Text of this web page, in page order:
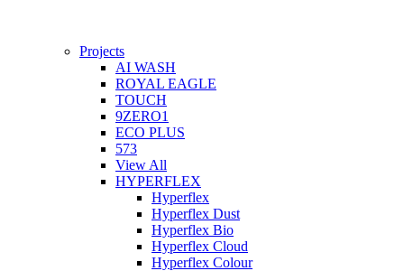
Projects
AI WASH
ROYAL EAGLE
TOUCH
9ZERO1
ECO PLUS
573
View All
HYPERFLEX
Hyperflex
Hyperflex Dust
Hyperflex Bio
Hyperflex Cloud
Hyperflex Colour